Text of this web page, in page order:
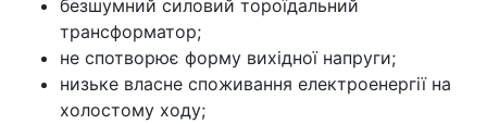
безшумний силовий тороїдальний
трансформатор;
не спотворює форму вихідної напруги;
низьке власне споживання електроенергії на
холостому ходу;